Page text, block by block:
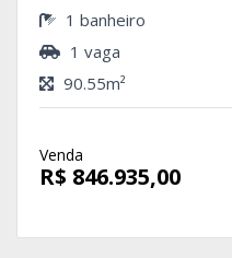
1 banheiro
1 vaga
90.55m²
Venda
R$ 846.935,00